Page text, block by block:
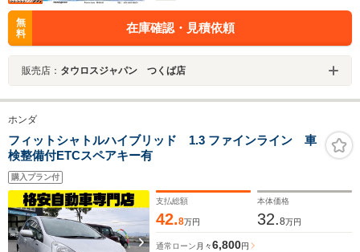
無
料
在庫確認・見積依頼
販売店： タウロスジャパン つくば店
ホンダ
フィットシャトルハイブリッド 1.3 ファインライン 車
検整備付ETCスペアキー有
購入プラン付
支払総額
42.8万円
本体価格
32.8万円
通常ローン 月々6,800円